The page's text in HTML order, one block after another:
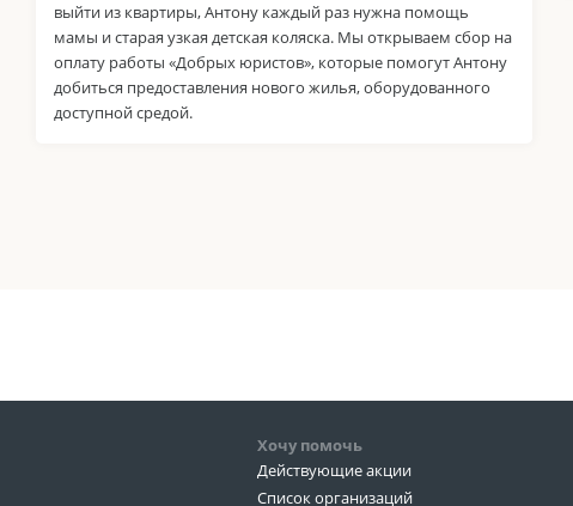
выйти из квартиры, Антону каждый раз нужна помощь
мамы и старая узкая детская коляска. Мы открываем сбор на
оплату работы «Добрых юристов», которые помогут Антону
добиться предоставления нового жилья, оборудованного
доступной средой.
Хочу помочь
Действующие акции
Список организаций